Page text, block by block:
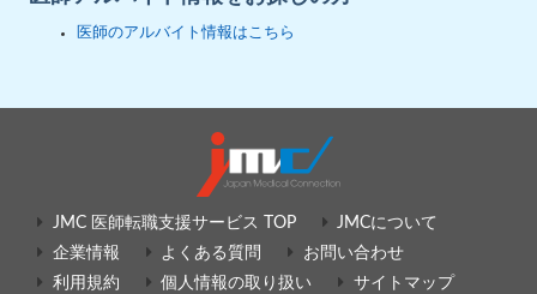
医師のアルバイト情報はこちら
JMC 医師転職支援サービス TOP
JMCについて
企業情報
よくある質問
お問い合わせ
利用規約
個人情報の取り扱い サイトマップ